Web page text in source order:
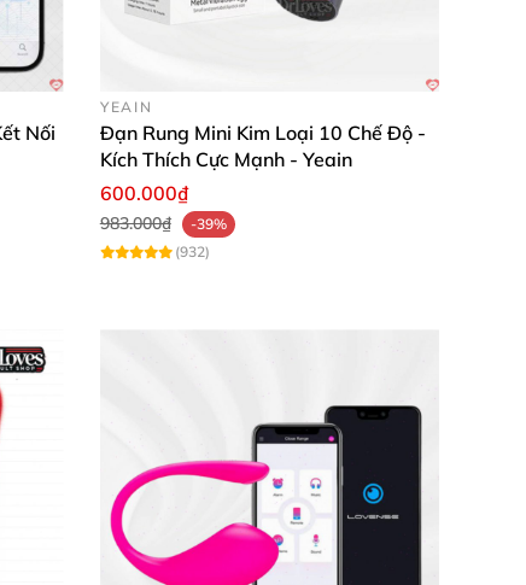
Nối
YEAIN
Đạn Rung Mini Kim Loại 10 Chế Độ -
Kích Thích Cực Mạnh - Yeain
600.000₫
983.000₫
-39%
(932)